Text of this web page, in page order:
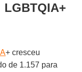
+ cresceu
de 1.157 para